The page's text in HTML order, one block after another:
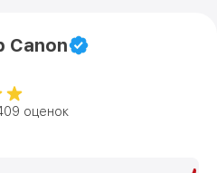
Canon
оценок